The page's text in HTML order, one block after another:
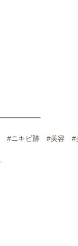
#ニキビ跡 #美容